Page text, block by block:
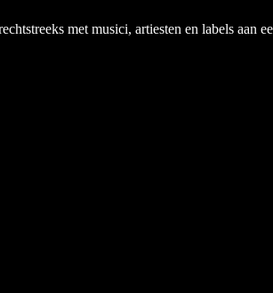
met musici, artiesten en labels aan